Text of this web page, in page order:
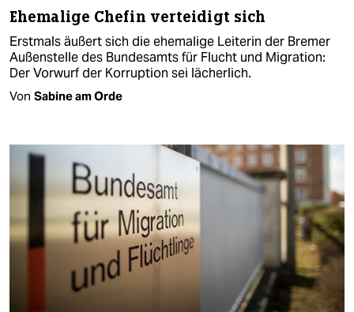
Ehemalige Chefin verteidigt sich
Erstmals äußert sich die ehemalige Leiterin der Bremer
Außenstelle des Bundesamts für Flucht und Migration:
Der Vorwurf der Korruption sei lächerlich.
Von Sabine am Orde